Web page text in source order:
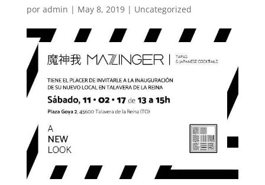
por admin | May 8, 2019| Uncategorized